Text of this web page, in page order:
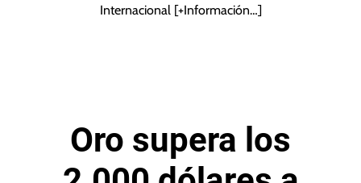
Internacional [+Información…]
Oro supera los